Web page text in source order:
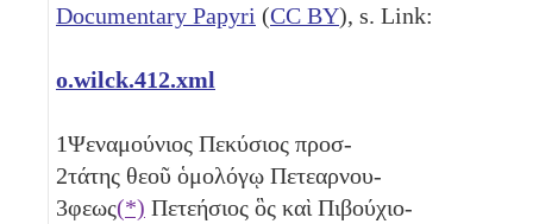
Documentary Papyri (CC BY), s. Link:
o.wilck.412.xml
1Ψεναμούνιος Πεκύσιος προσ-
2τάτης θεοῦ ὁμολόγῳ Πετεαρνου-
3φεως(*) Πετεήσιος ὃς καὶ Πιβούχιο-